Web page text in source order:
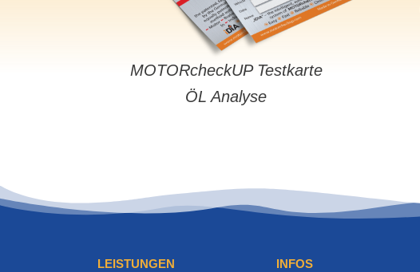
MOTORcheckUP Testkarte
ÖL Analyse
LEISTUNGEN INFOS